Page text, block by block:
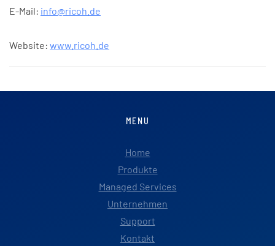
E-Mail: info@ricoh.de
Website: www.ricoh.de
MENU
Home
Produkte
Managed Services
Unternehmen
Support
Kontakt